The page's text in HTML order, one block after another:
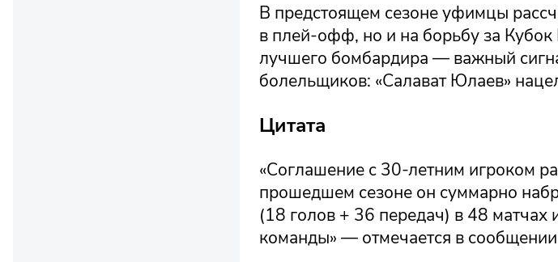
В предстоящем сезоне уфимцы
в плей-офф, но и на борьбу за Кубок
лучшего бомбардира — важный
болельщиков: «Салават Юлаев»
Цитата
«Соглашение с 30-летним игроком
прошедшем сезоне он суммарно
(18 голов + 36 передач) в 48
команды» — отмечается в